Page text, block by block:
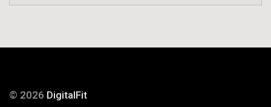
© 2026 DigitalFit